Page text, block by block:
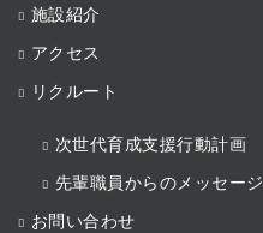
施設紹介
アクセス
リクルート
次世代育成支援行動計画
先輩職員からのメッセージ
お問い合わせ